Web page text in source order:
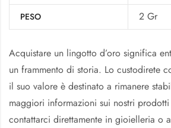
PESO 2 Gr
Acquistare un lingotto d’oro significa
un frammento di storia. Lo custodirete
il suo valore è destinato a rimanere
maggiori informazioni sui nostri
contattarci direttamente in gioielleria o